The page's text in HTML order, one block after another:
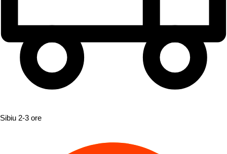
Sibiu 2-3 ore